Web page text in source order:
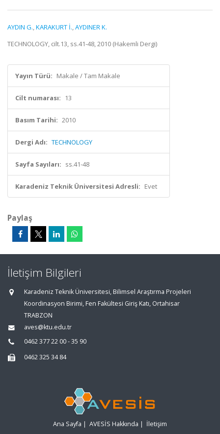
AYDIN G.,KARAKURT İ.,AYDINER K.
TECHNOLOGY, cilt.13, ss.41-48, 2010 (Hakemli Dergi)
Yayın Türü: Makale / Tam Makale
Cilt numarası: 13
Basım Tarihi: 2010
Dergi Adı: TECHNOLOGY
Sayfa Sayıları: ss.41-48
Karadeniz Teknik Üniversitesi Adresli: Evet
Paylaş
İletişim Bilgileri
Karadeniz Teknik Üniversitesi, Bilimsel Araştırma Projeleri
Koordinasyon Birimi, Fen Fakültesi Giriş Katı, Ortahisar
TRABZON
aves@ktu.edu.tr
0462 377 22 00 - 35 90
0462 325 34 84
Ana Sayfa | AVESİS Hakkında | İletişim